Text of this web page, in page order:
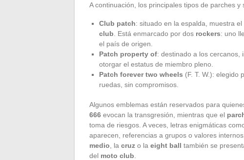
A continuación, los principales tipos de parches
Club patch: situado en la espalda, muestra el
club . Está enmarcado por dos rockers: uno
el país de origen.
Patch property of: destinado a los cercanos,
otorgar el estatus de miembro pleno.
Patch forever two wheels (F. T. W.): elegido
ruedas, sin compromisos.
Algunos emblemas están reservados para
666 evocan la transgresión, mientras que el
toma de riesgos. A veces, letras enigmáticas
aparecen, referencias a grupos o valores
medio , la cruz o la eight ball también se
del moto club